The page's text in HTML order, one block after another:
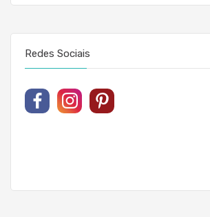
Redes Sociais